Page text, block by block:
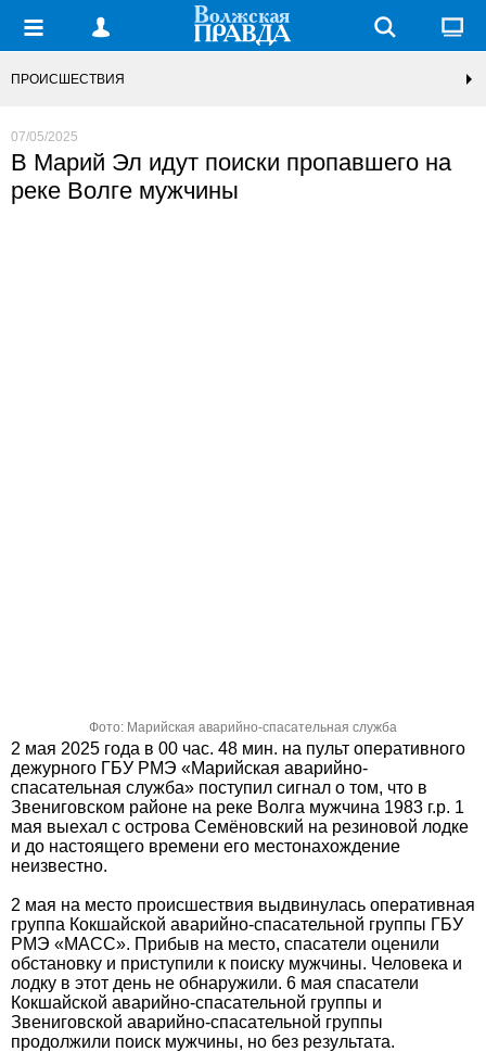
ПРОИСШЕСТВИЯ
07/05/2025
В Марий Эл идут поиски пропавшего на
реке Волге мужчины
Фото: Марийская аварийно-спасательная служба
2 мая 2025 года в 00 час. 48 мин. на пульт оперативного
дежурного ГБУ РМЭ «Марийская аварийно-
спасательная служба» поступил сигнал о том, что в
Звениговском районе на реке Волга мужчина 1983 г.р. 1
мая выехал с острова Семёновский на резиновой лодке
и до настоящего времени его местонахождение
неизвестно.
2 мая на место происшествия выдвинулась оперативная
группа Кокшайской аварийно-спасательной группы ГБУ
РМЭ «МАСС». Прибыв на место, спасатели оценили
обстановку и приступили к поиску мужчины. Человека и
лодку в этот день не обнаружили. 6 мая спасатели
Кокшайской аварийно-спасательной группы и
Звениговской аварийно-спасательной группы
продолжили поиск мужчины, но без результата.